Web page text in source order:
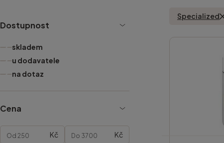
Specialized
Dostupnost
skladem
u dodavatele
na dotaz
Cena
Kč Kč